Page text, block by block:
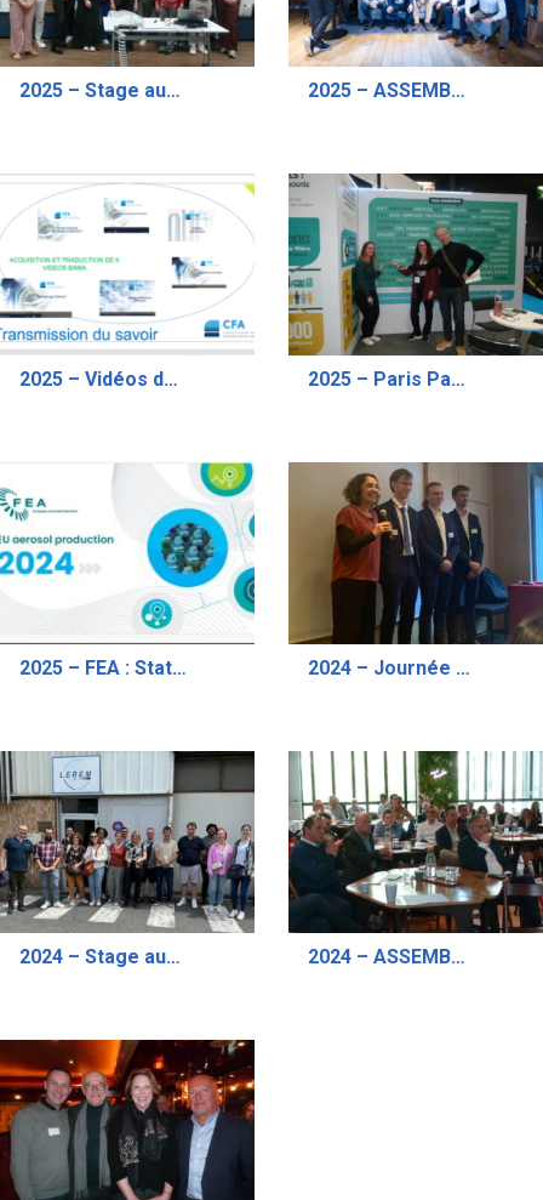
2025 – Stage aux Métiers de l’Aérosol “Mieux Connaître les Aérosols”- Session de Juin 2025 – ASSEMBLEE GENERALE DU CFA EN PRESENTIEL
2025 – Vidéos de Formation aérosols 2025 – Paris Packaging Week ADF
2025 – FEA : Statistiques de production Aérosols en 2024 2024 – Journée d’Information Technique Novembre 2024
2024 – Stage aux Métiers de l’Aérosol “Mieux Connaître les Aérosols”- Session de Juin 2024 – ASSEMBLEE GENERALE DU CFA EN PRESENTIEL